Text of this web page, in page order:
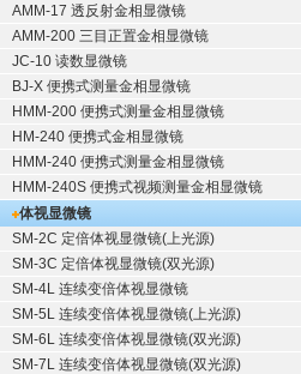
AMM-17 透反射金相显微镜
AMM-200 三目正置金相显微镜
JC-10 读数显微镜
BJ-X 便携式测量金相显微镜
HMM-200 便携式测量金相显微镜
HM-240 便携式金相显微镜
HMM-240 便携式测量金相显微镜
HMM-240S 便携式视频测量金相显微镜
体视显微镜
SM-2C 定倍体视显微镜(上光源)
SM-3C 定倍体视显微镜(双光源)
SM-4L 连续变倍体视显微镜
SM-5L 连续变倍体视显微镜(上光源)
SM-6L 连续变倍体视显微镜(双光源)
SM-7L 连续变倍体视显微镜(双光源)